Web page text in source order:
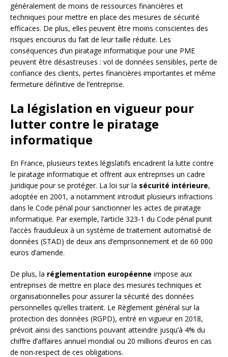
généralement de moins de ressources financières et
techniques pour mettre en place des mesures de sécurité
efficaces. De plus, elles peuvent être moins conscientes des
risques encourus du fait de leur taille réduite. Les
conséquences d’un piratage informatique pour une PME
peuvent être désastreuses : vol de données sensibles, perte de
confiance des clients, pertes financières importantes et même
fermeture définitive de l’entreprise.
La législation en vigueur pour
lutter contre le piratage
informatique
En France, plusieurs textes législatifs encadrent la lutte contre
le piratage informatique et offrent aux entreprises un cadre
juridique pour se protéger. La loi sur la sécurité intérieure,
adoptée en 2001, a notamment introduit plusieurs infractions
dans le Code pénal pour sanctionner les actes de piratage
informatique. Par exemple, l’article 323-1 du Code pénal punit
l’accès frauduleux à un système de traitement automatisé de
données (STAD) de deux ans d’emprisonnement et de 60 000
euros d’amende.
De plus, la réglementation européenne impose aux
entreprises de mettre en place des mesures techniques et
organisationnelles pour assurer la sécurité des données
personnelles qu’elles traitent. Le Règlement général sur la
protection des données (RGPD), entré en vigueur en 2018,
prévoit ainsi des sanctions pouvant atteindre jusqu’à 4% du
chiffre d’affaires annuel mondial ou 20 millions d’euros en cas
de non-respect de ces obligations.